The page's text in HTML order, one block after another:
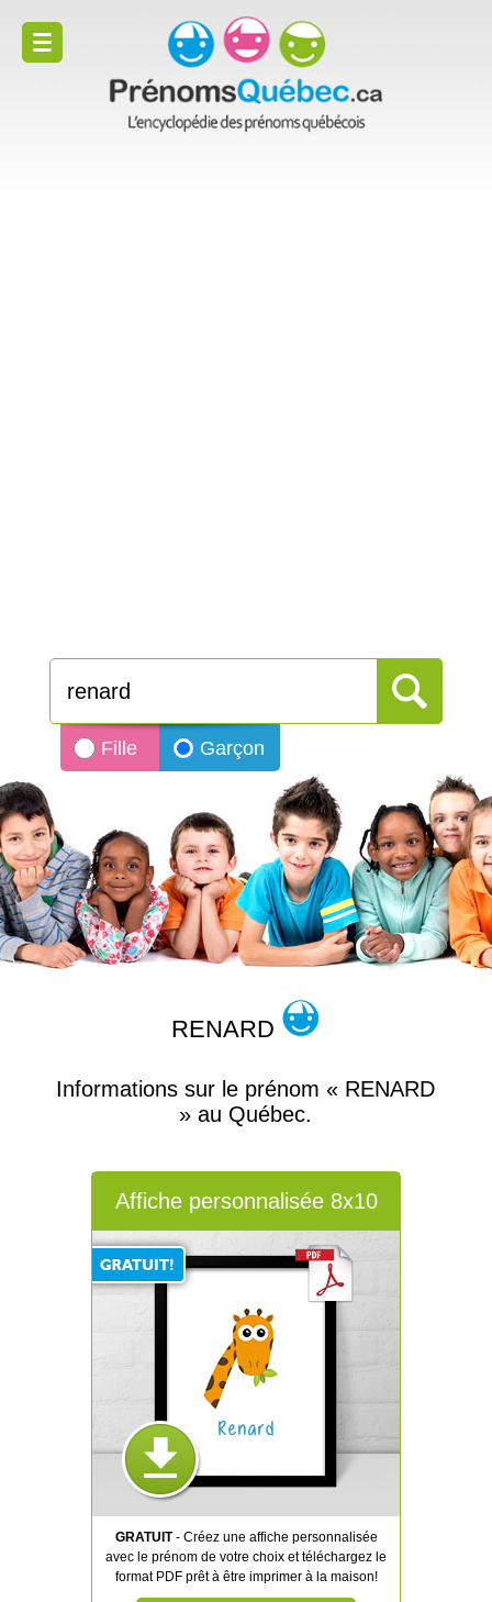
Fille Garçon
RENARD
Informations sur le prénom « RENARD
» au Québec.
Affiche personnalisée 8x10
Renard
GRATUIT- Créez une affiche personnalisée
avec le prénom de votre choix et téléchargez le
format PDF prêt à être imprimer à la maison!